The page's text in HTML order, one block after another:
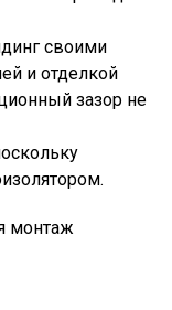
своими
и отделкой
зазор не
монтаж